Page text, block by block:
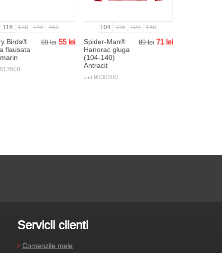
116 128 140 152
Birds®
flausata
69 lei 55 lei
104 116 128 140
Spider-Man®
Hanorac gluga
(104-140)
Antracit
89 lei 71 lei
cod 9830200
Servicii clienti
Comenzile mele